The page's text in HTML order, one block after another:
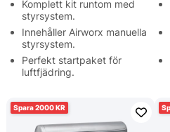
Komplett kit runtom med
styrsystem.
Innehåller Airworx manuella
styrsystem.
Perfekt startpaket för
luftfjädring.
2000